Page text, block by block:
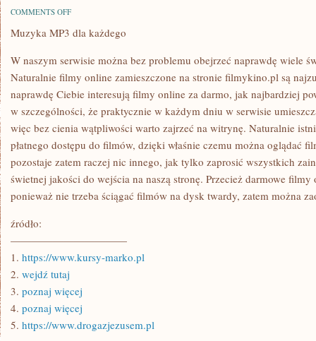
COMMENTS OFFON
JAKI
NA
PŁYTACH
MUZYCZNYCH?
Muzyka MP3 dla każdego
W naszym serwisie można bez problemu obejrzeć naprawdę wiele
Naturalnie filmy online zamieszczone na stronie filmykino.pl są
naprawdę Ciebie interesują filmy online za darmo, jak najbardziej
w szczególności, że praktycznie w każdym dniu w serwisie
więc bez cienia wątpliwości warto zajrzeć na witrynę. Naturalnie
płatnego dostępu do filmów, dzięki właśnie czemu można oglądać
pozostaje zatem raczej nic innego, jak tylko zaprosić wszystkich
świetnej jakości do wejścia na naszą stronę. Przecież darmowe
ponieważ nie trzeba ściągać filmów na dysk twardy, zatem można
źródło:
———————————
1. https://www.kursy-marko.pl
2. wejdź tutaj
3. poznaj więcej
4. poznaj więcej
5. https://www.drogazjezusem.pl